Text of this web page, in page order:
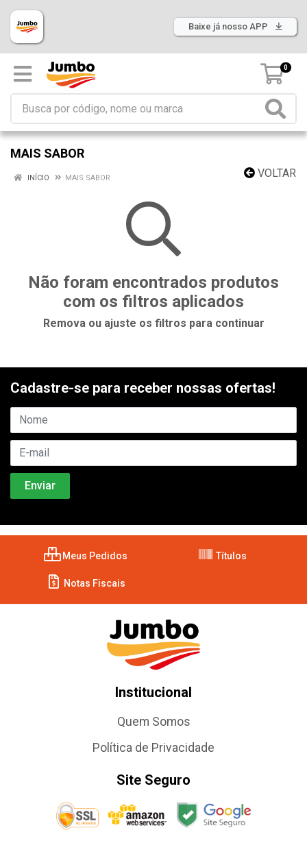
Baixe já nosso APP
0
MAIS SABOR
VOLTAR
INÍCIO MAIS SABOR
Não foram encontrados produtos
com os filtros aplicados
Remova ou ajuste os filtros para continuar
Cadastre-se para receber nossas ofertas!
Meus Pedidos Títulos
Notas Fiscais
Institucional
Quem Somos
Política de Privacidade
Site Seguro